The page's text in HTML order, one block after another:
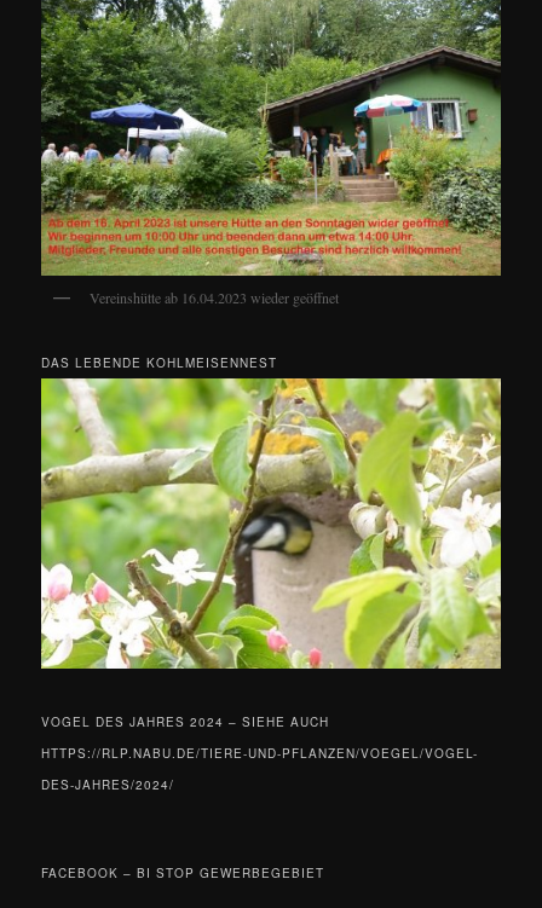
Vereinshütte ab 16.04.2023 wieder geöffnet
DAS LEBENDE KOHLMEISENNEST
VOGEL DES JAHRES 2024 – SIEHE AUCH
HTTPS://RLP.NABU.DE/TIERE-UND-PFLANZEN/VOEGEL/VOGEL-
DES-JAHRES/2024/
FACEBOOK – BI STOP GEWERBEGEBIET